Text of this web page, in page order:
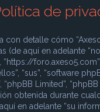
de
con detalle cómo
(de aquí en adelante
“https://
“sus”, “software
“phpBB Limited”,
obtenida durante
en adelante “su